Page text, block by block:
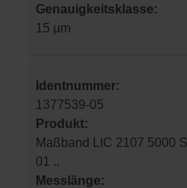
Genauigkeitsklasse:
15 µm
Identnummer:
1377539-05
Produkt:
Maßband LIC 2107 5000 S10 15,0 110,000 OK
01 ..
Messlänge: